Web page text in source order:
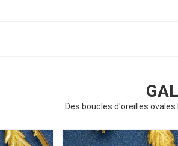
Des boucles d'oreilles